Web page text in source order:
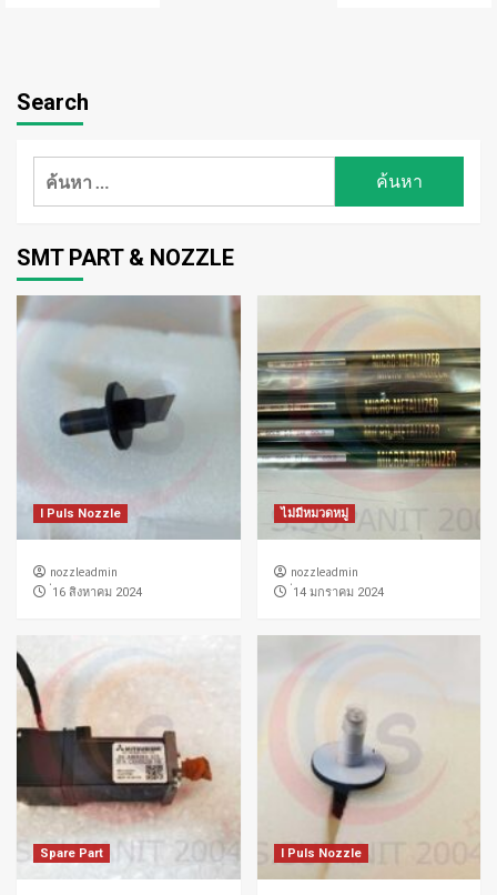
Search
ค้นหา
SMT PART & NOZZLE
I Puls Nozzle
nozzleadmin
่16 สิงหาคม 2024
ไม่มีหมวดหมู่
nozzleadmin
่14 มกราคม 2024
Spare Part I Puls Nozzle